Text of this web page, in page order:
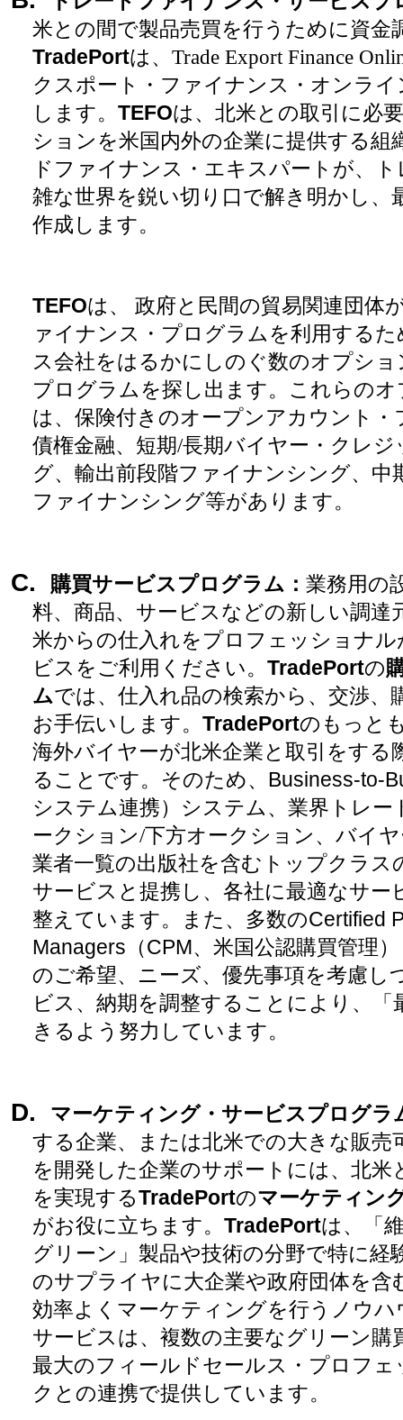
米との間で製品売買を行うために資金
TradePortは、 Trade Export Finance
クスポート・ファイナンス・オンライ
します。 TEFOは、北米との取引に必
ションを米国内外の企業に提供する組
ドファイナンス・エキスパートが、
雑な世界を鋭い切り口で解き明かし、
作成します。
TEFOは、 政府と民間の貿易関連団体
ァイナンス・プログラムを利用する
ス会社をはるかにしのぐ数のオプシ
プログラムを探し出ます。これらの
は、保険付きのオープンアカウント
債権金融、短期/長期バイヤー・クレ
グ、輸出前段階ファイナンシング、中
ファイナンシング等があります。
C. 購買サービスプログラム ： 業務用の
料、商品、サービスなどの新しい調達
米からの仕入れをプロフェッショナ
ビスをご利用ください。 TradePortの
ムでは、仕入れ品の検索から、交渉、
お手伝いします。 TradePortのもっと
海外バイヤーが北米企業と取引をする
ることです。そのため、 Business-to-
システム連携） システム、業界トレー
ークション/下方オークション、バイ
業者一覧の出版社を含むトップクラ
サービスと提携し、各社に最適なサー
整えています。また、多数のCertified
Managers （CPM、 米国公認購買管理）
のご希望、ニーズ、優先事項を考慮し
ビス、納期を調整することにより、「
きるよう努力しています。
D.
マーケティング・サービスプログラ
する企業、または北米での大きな販売
を開発した企業のサポートには、北米
を実現するTradePortのマーケティン
がお役に立ちます。 TradePortは、「
グリーン」製品や技術の分野で特に経
のサプライヤに大企業や政府団体を含
効率よくマーケティングを行うノウ
サービスは、複数の主要なグリーン購
最大のフィールドセールス・プロフ
クとの連携で提供しています。